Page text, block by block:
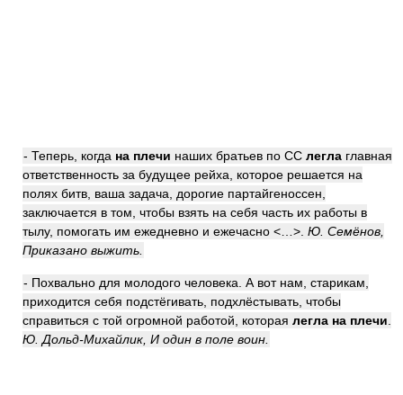
- Теперь, когда на плечи наших братьев по СС легла главная
ответственность за будущее рейха, которое решается на
полях битв, ваша задача, дорогие партайгеноссен,
заключается в том, чтобы взять на себя часть их работы в
тылу, помогать им ежедневно и ежечасно <…>. Ю. Семёнов,
Приказано выжить.
- Похвально для молодого человека. А вот нам, старикам,
приходится себя подстёгивать, подхлёстывать, чтобы
справиться с той огромной работой, которая легла на плечи
Ю. Дольд-Михайлик, И один в поле воин.